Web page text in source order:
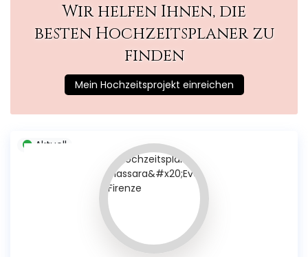
Wir helfen Ihnen, die
besten Hochzeitsplaner zu
finden
Mein Hochzeitsprojekt einreichen
Aktuell